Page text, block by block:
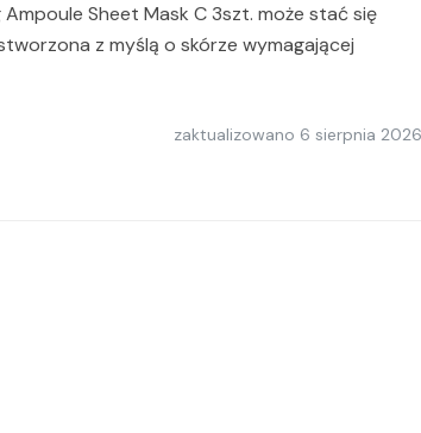
Sheet Mask C 3szt. może stać się
z myślą o skórze wymagającej
zaktualizowano 6 sierpnia 2026